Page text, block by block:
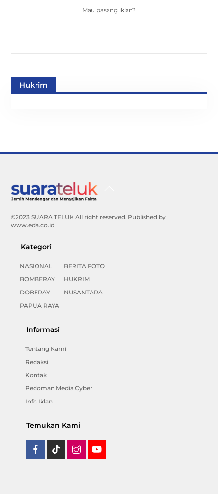
Mau pasang iklan?
Hukrim
©2023 SUARA TELUK All right reserved. Published by
www.eda.co.id
Kategori
NASIONAL
BOMBERAY
DOBERAY
PAPUA RAYA
BERITA FOTO
HUKRIM
NUSANTARA
Informasi
Tentang Kami
Redaksi
Kontak
Pedoman Media Cyber
Info Iklan
Temukan Kami